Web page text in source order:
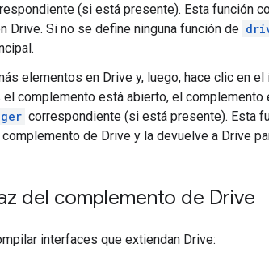
(si está presente). Esta función
Drive. Si no se define ninguna función de
elementos en Drive y, luego, hace clic en
el complemento está abierto, el
correspondiente (si está presente). Esta
de Drive y la devuelve a Drive
del complemento de Drive
interfaces que extiendan Drive: